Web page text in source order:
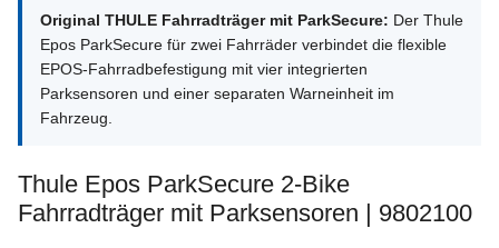
Original THULE Fahrradträger mit ParkSecure: Der Thule
Epos ParkSecure für zwei Fahrräder verbindet die flexible
EPOS-Fahrradbefestigung mit vier integrierten
Parksensoren und einer separaten Warneinheit im
Fahrzeug.
Thule Epos ParkSecure 2-Bike
Fahrradträger mit Parksensoren | 9802100